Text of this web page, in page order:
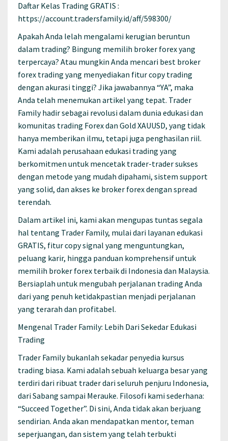
Daftar Kelas Trading GRATIS :
https://account.tradersfamily.id/aff/598300/
Apakah Anda lelah mengalami kerugian beruntun
dalam trading? Bingung memilih broker forex yang
terpercaya? Atau mungkin Anda mencari best broker
forex trading yang menyediakan fitur copy trading
dengan akurasi tinggi? Jika jawabannya “YA”, maka
Anda telah menemukan artikel yang tepat. Trader
Family hadir sebagai revolusi dalam dunia edukasi dan
komunitas trading Forex dan Gold XAUUSD, yang tidak
hanya memberikan ilmu, tetapi juga penghasilan riil.
Kami adalah perusahaan edukasi trading yang
berkomitmen untuk mencetak trader-trader sukses
dengan metode yang mudah dipahami, sistem support
yang solid, dan akses ke broker forex dengan spread
terendah.
Dalam artikel ini, kami akan mengupas tuntas segala
hal tentang Trader Family, mulai dari layanan edukasi
GRATIS, fitur copy signal yang menguntungkan,
peluang karir, hingga panduan komprehensif untuk
memilih broker forex terbaik di Indonesia dan Malaysia.
Bersiaplah untuk mengubah perjalanan trading Anda
dari yang penuh ketidakpastian menjadi perjalanan
yang terarah dan profitabel.
Mengenal Trader Family: Lebih Dari Sekedar Edukasi
Trading
Trader Family bukanlah sekadar penyedia kursus
trading biasa. Kami adalah sebuah keluarga besar yang
terdiri dari ribuat trader dari seluruh penjuru Indonesia,
dari Sabang sampai Merauke. Filosofi kami sederhana:
“Succeed Together”. Di sini, Anda tidak akan berjuang
sendirian. Anda akan mendapatkan mentor, teman
seperjuangan, dan sistem yang telah terbukti